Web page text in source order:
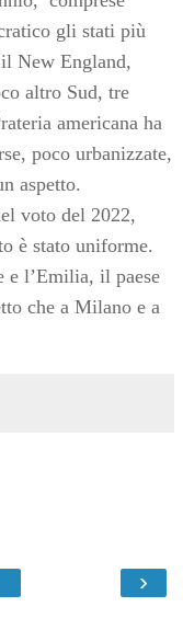
gli stati più
New England,
altro Sud, tre
americana ha
poco urbanizzate,
aspetto.
voto del 2022,
è stato uniforme.
e l’Emilia, il paese
che a Milano e a
›